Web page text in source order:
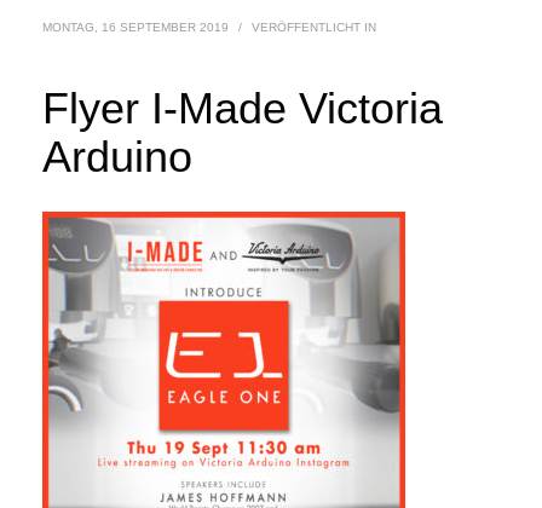
MONTAG, 16 SEPTEMBER 2019 / VERÖFFENTLICHT IN
Flyer I-Made Victoria
Arduino